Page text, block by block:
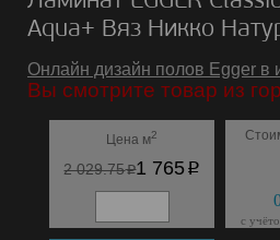
Aqua+ Вяз Никко
Онлайн дизайн полов Egger в
Вы смотрите товар из
Цена м2
2 029.75p1 765p
с